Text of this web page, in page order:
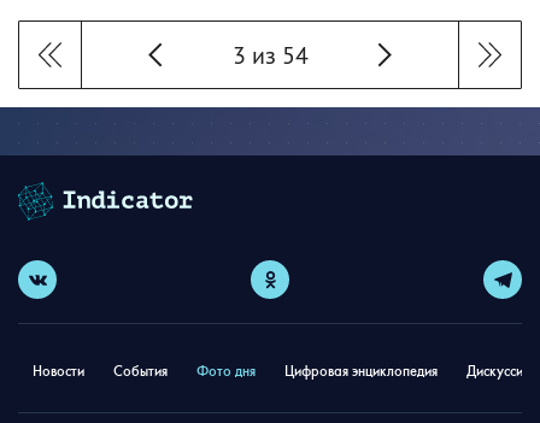
3 из 54
Новости События Фото дня Цифровая энциклопедия